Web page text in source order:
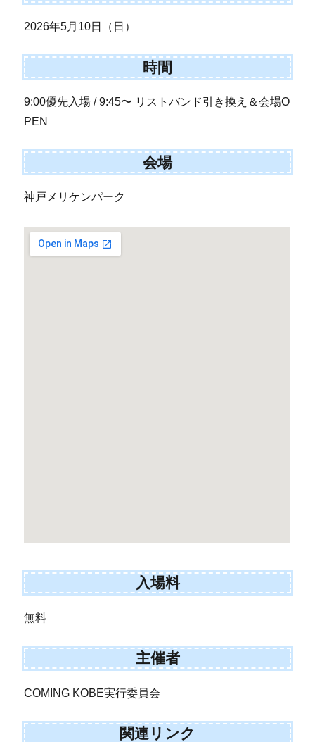
2026年5月10日（日）
時間
9:00優先入場 / 9:45〜 リストバンド引き換え＆会場O
PEN
会場
神戸メリケンパーク
入場料
無料
主催者
COMING KOBE実行委員会
関連リンク